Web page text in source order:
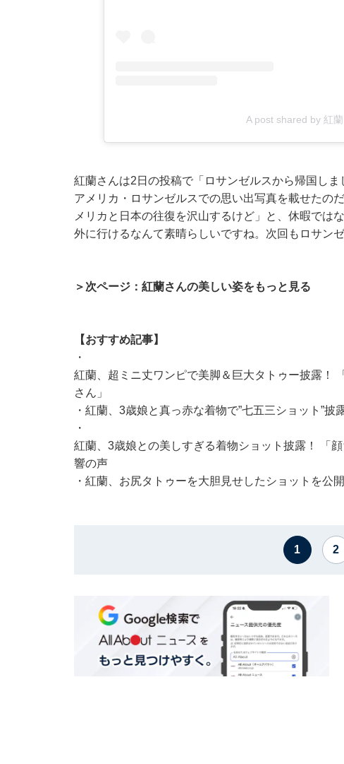
A post shared by 紅
紅蘭さんは2日の投稿で「ロサンゼルスから帰国し
アメリカ・ロサンゼルスでの思い出写真を載せたの
メリカと日本の往復を沢山するけど」と、休暇では
外に行けるなんて素晴らしいですね。次回もロサン
＞次ページ：紅蘭さんの美しい姿をもっと見る
【おすすめ記事】
・
紅蘭、超ミニ丈ワンピで美脚＆巨大タトゥー披露！
さん」
・ 紅蘭、3歳娘と真っ赤な着物で”七五三ショット”披
・
紅蘭、3歳娘との美しすぎる着物ショット披露！ 「
響の声
・ 紅蘭、お尻タトゥーを大胆見せしたショットを公
1 2